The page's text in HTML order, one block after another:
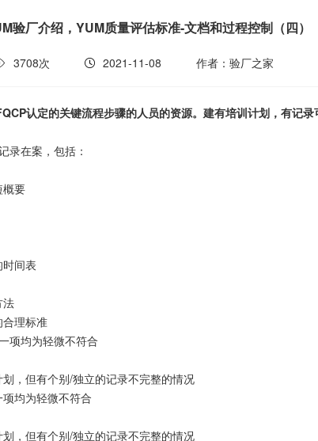
验厂介绍，YUM质量评估标准-文档和过程控制（四）
3708次 2021-11-08 作者：验厂之家
认定的关键流程步骤的人员的资源。建有培训计划，有记录
在案，包括：
要
间表
理标准
均为轻微不符合
但有个别/独立的记录不完整的情况
均为轻微不符合
但有个别/独立的记录不完整的情况